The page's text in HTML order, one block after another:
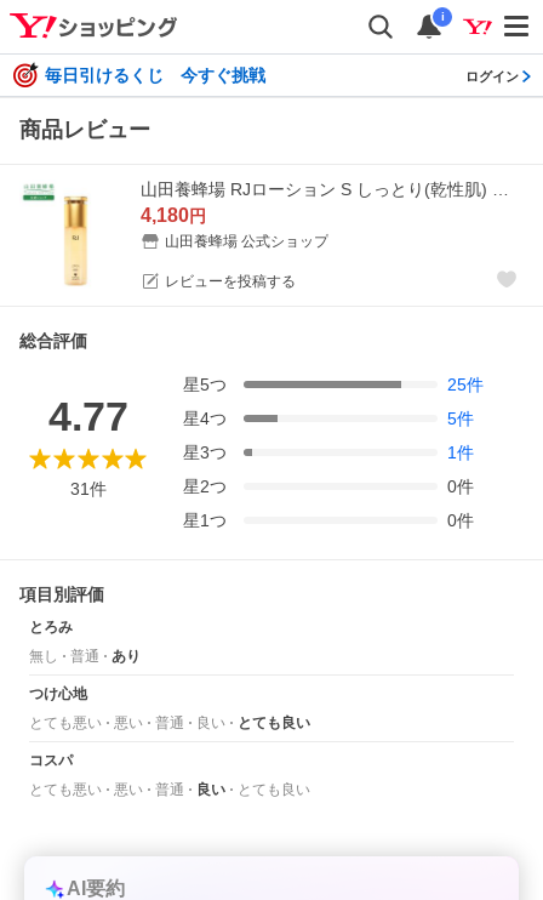
i
毎日引けるくじ 今すぐ挑戦 ログイン
商品レビュー
4,180円
山田養蜂場 公式ショップ
レビューを投稿する
総合評価
4.77
31件
星5つ 25件
星4つ 5件
星3つ 1件
星2つ 0件
星1つ 0件
項目別評価
とろみ
無し
普通 あり
つけ心地
とても悪い
悪い 普通 良い とても良い
コスパ
とても悪い
悪い 普通 良い とても良い
AI要約